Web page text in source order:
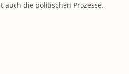
auch die politischen Prozesse.